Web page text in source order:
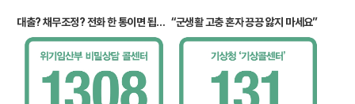
대출? 채무조정? 전화 한 통이면 됩니다 “군생활 고충 혼자 끙끙 앓지 마세요”